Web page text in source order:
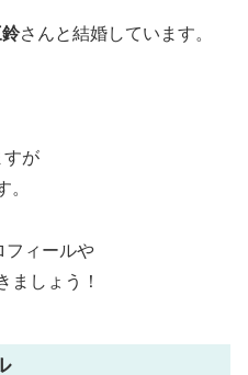
さんと結婚しています。
すが
。
フィールや
ましょう！